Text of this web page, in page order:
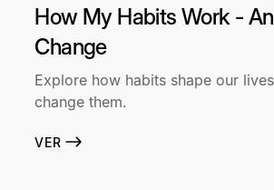
How My Habits Work -
Change
Explore how habits shape our
change them.
VER